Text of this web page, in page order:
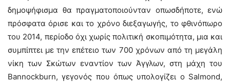
δημοψήφισμα θα πραγματοποιούνταν οπωσδήποτε, ενώ
πρόσφατα όρισε και το χρόνο διεξαγωγής, το φθινόπωρο
του 2014, περίοδο όχι χωρίς πολιτική σκοπιμότητα, μια και
συμπίπτει με την επέτειο των 700 χρόνων από τη μεγάλη
νίκη των Σκώτων εναντίον των Άγγλων, στη μάχη του
Bannockburn, γεγονός που όπως υπολογίζει ο Salmond,